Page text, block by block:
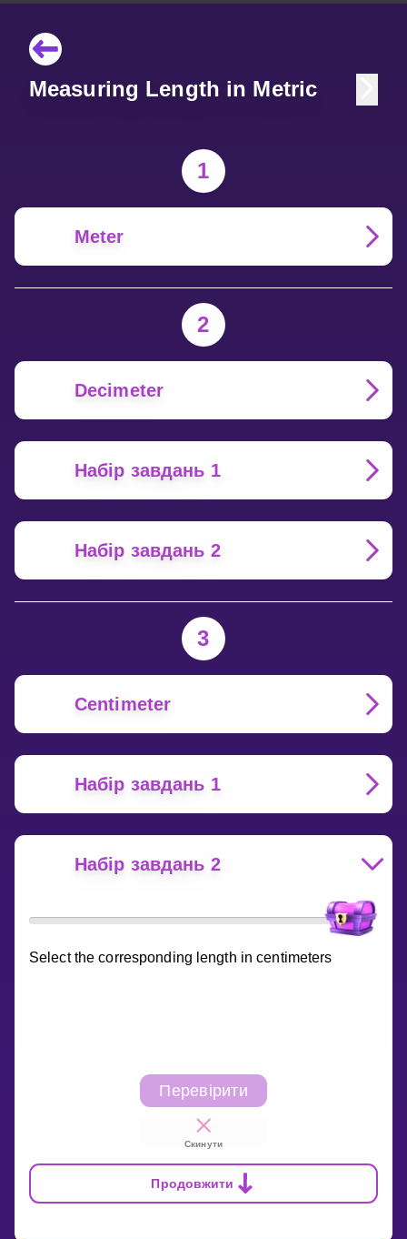
Measuring Length in Metric
1
Meter
2
Decimeter
Набір завдань 1
Набір завдань 2
3
Centimeter
Набір завдань 1
Набір завдань 2
Select the corresponding length in centimeters
Перевірити
Скинути
Продовжити